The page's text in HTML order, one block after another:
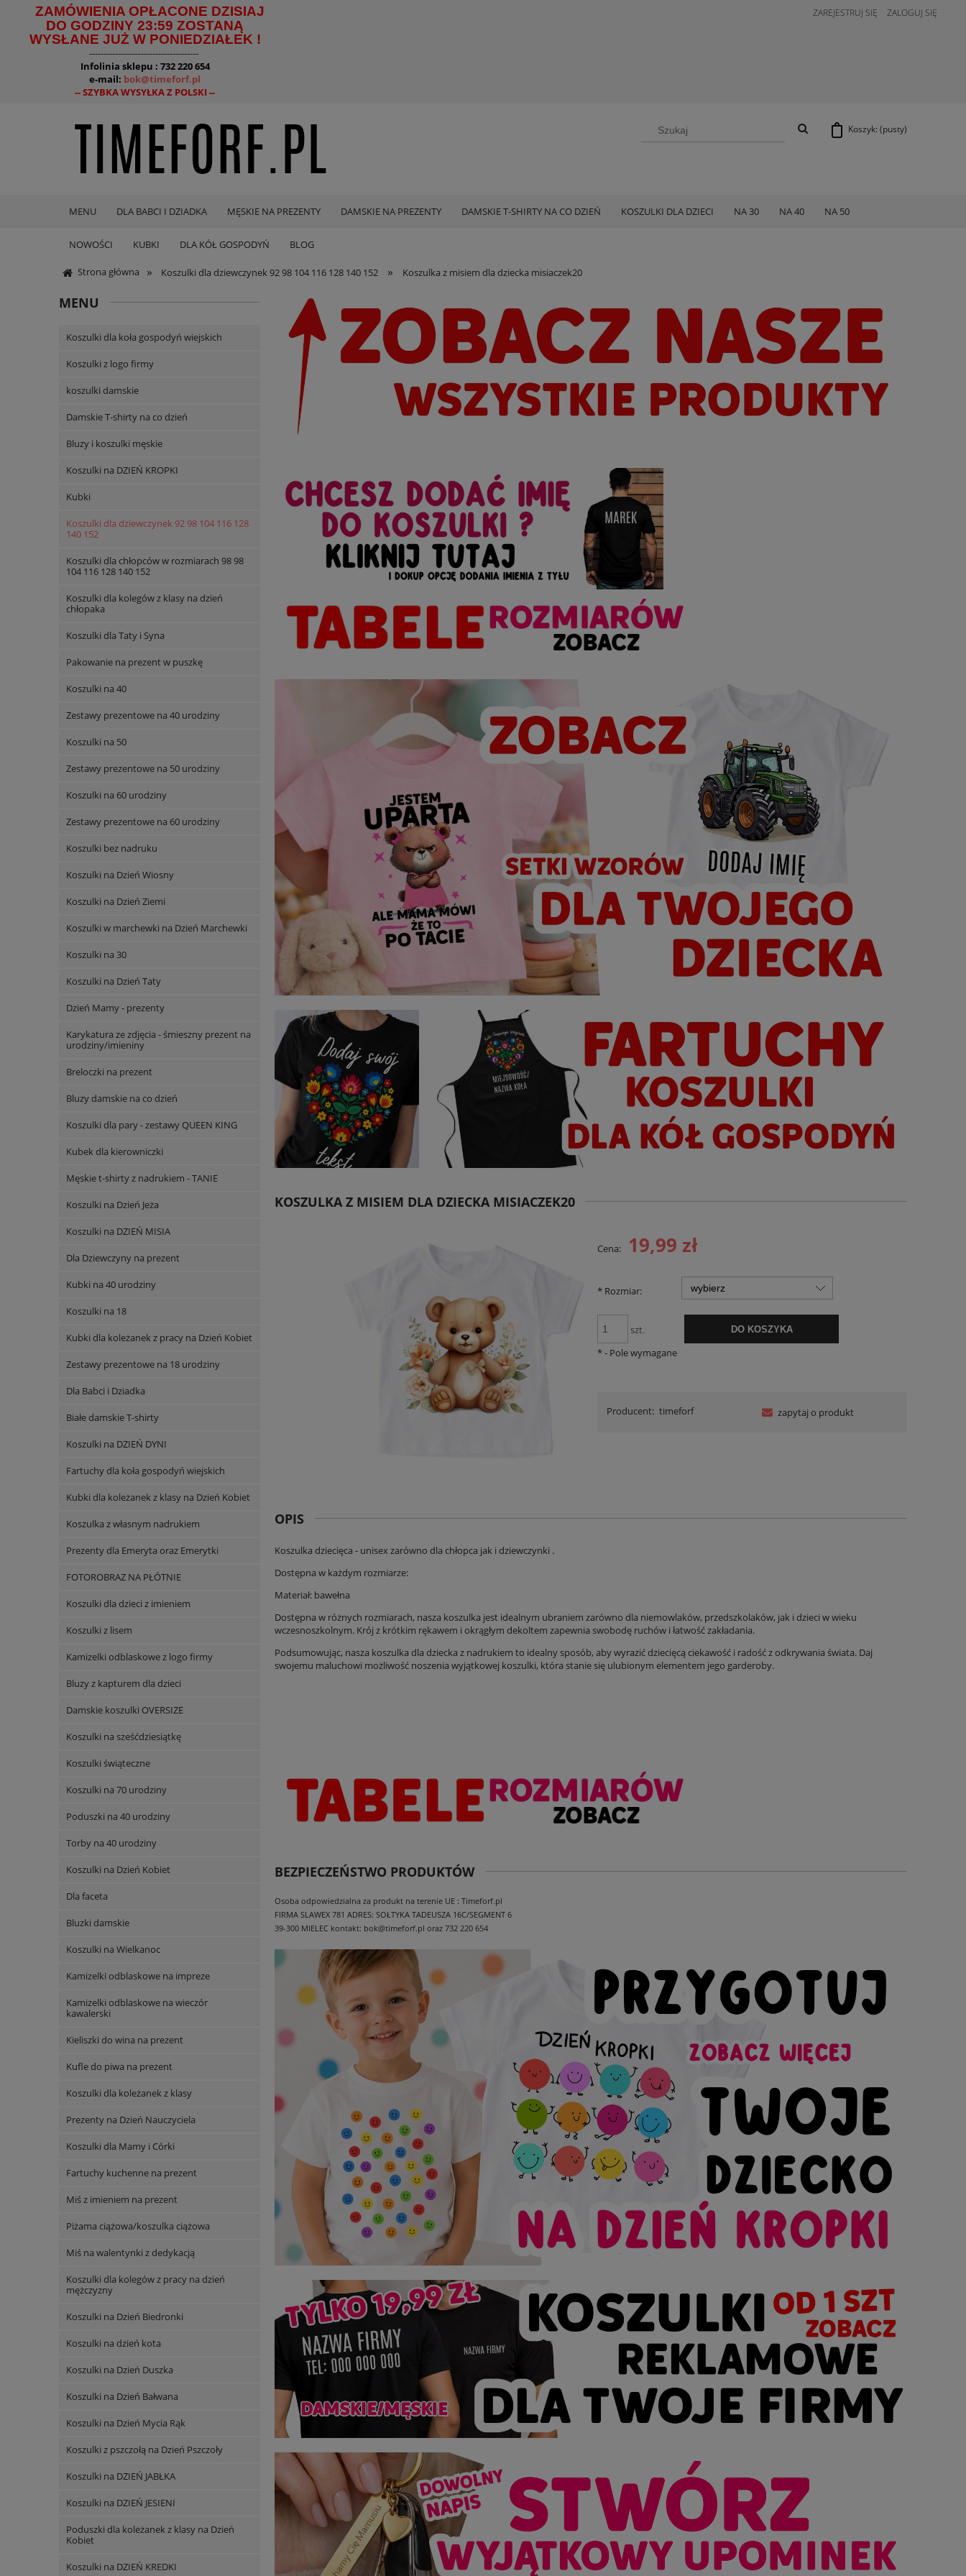
ZAMÓWIENIA OPŁACONE DZISIAJ
DO GODZINY 23:59 ZOSTANĄ
WYSŁANE JUŻ W PONIEDZIAŁEK !
--------------------------------------
Infolinia sklepu : 732 220 654
e-mail: bok@timeforf.pl
-- SZYBKA WYSYŁKA Z POLSKI --
ZAREJESTRUJ SIĘ ZALOGUJ SIĘ
Koszyk: (pusty)
MENU DLA BABCI I DZIADKA MĘSKIE NA PREZENTY DAMSKIE NA PREZENTY DAMSKIE T-SHIRTY NA CO DZIEŃ KOSZULKI DLA DZIECI NA 30 NA 40 NA 50
NOWOŚCI KUBKI DLA KÓŁ GOSPODYŃ BLOG
Strona główna » Koszulki dla dziewczynek 92 98 104 116 128 140 152 » Koszulka z misiem dla dziecka misiaczek20
MENU
Koszulki dla koła gospodyń wiejskich
Koszulki z logo firmy
koszulki damskie
Damskie T-shirty na co dzień
Bluzy i koszulki męskie
Koszulki na DZIEŃ KROPKI
Kubki
Koszulki dla dziewczynek 92 98 104 116 128
140 152
Koszulki dla chłopców w rozmiarach 98 98
104 116 128 140 152
Koszulki dla kolegów z klasy na dzień
chłopaka
Koszulki dla Taty i Syna
Pakowanie na prezent w puszkę
Koszulki na 40
Zestawy prezentowe na 40 urodziny
Koszulki na 50
Zestawy prezentowe na 50 urodziny
Koszulki na 60 urodziny
Zestawy prezentowe na 60 urodziny
Koszulki bez nadruku
Koszulki na Dzień Wiosny
Koszulki na Dzień Ziemi
Koszulki w marchewki na Dzień Marchewki
Koszulki na 30
Koszulki na Dzień Taty
Dzień Mamy - prezenty
Karykatura ze zdjęcia - śmieszny prezent na
urodziny/imieniny
Breloczki na prezent
Bluzy damskie na co dzień
Koszulki dla pary - zestawy QUEEN KING
Kubek dla kierowniczki
Męskie t-shirty z nadrukiem - TANIE
Koszulki na Dzień Jeża
Koszulki na DZIEŃ MISIA
Dla Dziewczyny na prezent
Kubki na 40 urodziny
Koszulki na 18
Kubki dla koleżanek z pracy na Dzień Kobiet
Zestawy prezentowe na 18 urodziny
Dla Babci i Dziadka
Białe damskie T-shirty
Koszulki na DZIEŃ DYNI
Fartuchy dla koła gospodyń wiejskich
Kubki dla koleżanek z klasy na Dzień Kobiet
Koszulka z własnym nadrukiem
Prezenty dla Emeryta oraz Emerytki
FOTOROBRAZ NA PŁÓTNIE
Koszulki dla dzieci z imieniem
Koszulki z lisem
Kamizelki odblaskowe z logo firmy
Bluzy z kapturem dla dzieci
Damskie koszulki OVERSIZE
Koszulki na sześćdziesiątkę
Koszulki świąteczne
Koszulki na 70 urodziny
Poduszki na 40 urodziny
Torby na 40 urodziny
Koszulki na Dzień Kobiet
Dla faceta
Bluzki damskie
Koszulki na Wielkanoc
Kamizelki odblaskowe na impreze
Kamizelki odblaskowe na wieczór
kawalerski
Kieliszki do wina na prezent
Kufle do piwa na prezent
Koszulki dla koleżanek z klasy
Prezenty na Dzień Nauczyciela
Koszulki dla Mamy i Córki
Fartuchy kuchenne na prezent
Miś z imieniem na prezent
Piżama ciążowa/koszulka ciążowa
Miś na walentynki z dedykacją
Koszulki dla kolegów z pracy na dzień
mężczyzny
Koszulki na Dzień Biedronki
Koszulki na dzień kota
Koszulki na Dzień Duszka
Koszulki na Dzień Bałwana
Koszulki na Dzień Mycia Rąk
Koszulki z pszczołą na Dzień Pszczoły
Koszulki na DZIEŃ JABŁKA
Koszulki na DZIEŃ JESIENI
Poduszki dla koleżanek z klasy na Dzień
Kobiet
Koszulki na DZIEŃ KREDKI
KOSZULKA Z MISIEM DLA DZIECKA MISIACZEK20
Cena: 19,99 zł
* Rozmiar:
szt. DO KOSZYKA
*- Pole wymagane
Producent: timeforf zapytaj o produkt
OPIS
Koszulka dziecięca - unisex zarówno dla chłopca jak i dziewczynki .
Dostępna w każdym rozmiarze:
Materiał: bawełna
Dostępna w różnych rozmiarach, nasza koszulka jest idealnym ubraniem zarówno dla niemowlaków, przedszkolaków, jak i dzieci w wieku
wczesnoszkolnym. Krój z krótkim rękawem i okrągłym dekoltem zapewnia swobodę ruchów i łatwość zakładania.
Podsumowując, nasza koszulka dla dziecka z nadrukiem to idealny sposób, aby wyrazić dziecięcą ciekawość i radość z odkrywania świata. Daj
swojemu maluchowi możliwość noszenia wyjątkowej koszulki, która stanie się ulubionym elementem jego garderoby.
BEZPIECZEŃSTWO PRODUKTÓW
Osoba odpowiedzialna za produkt na terenie UE : Timeforf.pl
FIRMA SLAWEX 781 ADRES: SOŁTYKA TADEUSZA 16C/SEGMENT 6
39-300 MIELEC kontakt: bok@timeforf.pl oraz 732 220 654